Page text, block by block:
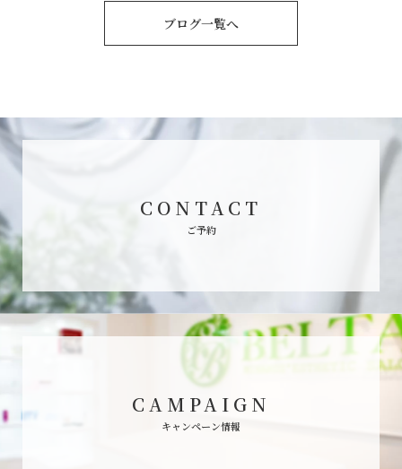
ブログ一覧へ
CONTACT
ご予約
CAMPAIGN
キャンペーン情報